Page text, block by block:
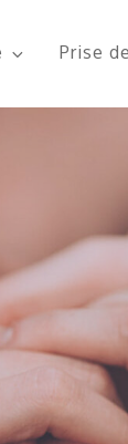
Prise